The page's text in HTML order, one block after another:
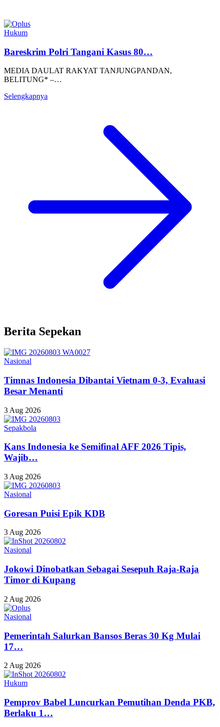
Hukum
Bareskrim Polri Tangani Kasus 80…
MEDIA DAULAT RAKYAT TANJUNGPANDAN,
BELITUNG* –…
Selengkapnya
Berita Sepekan
Nasional
Timnas Indonesia Dibantai Vietnam 0-3, Evaluasi
Besar Menanti
3 Aug 2026
Sepakbola
Kans Indonesia ke Semifinal AFF 2026 Tipis,
Wajib…
3 Aug 2026
Nasional
Goresan Puisi Epik KDB
3 Aug 2026
Nasional
Jokowi Dinobatkan Sebagai Sesepuh Raja-Raja
Timor di Kupang
2 Aug 2026
Nasional
Pemerintah Salurkan Bansos Beras 30 Kg Mulai
17…
2 Aug 2026
Hukum
Pemprov Babel Luncurkan Pemutihan Denda PKB,
Berlaku 1…